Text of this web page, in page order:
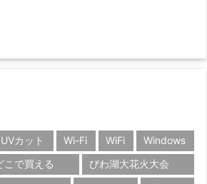
UVカット Wi-Fi WiFi
Windows
こで買える
びわ湖大花火大会